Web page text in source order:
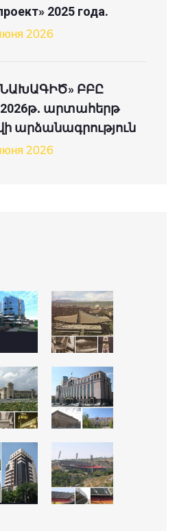
2025 года.
2026
ԲԲԸ
արտահերթ
արձանագրություն
2026